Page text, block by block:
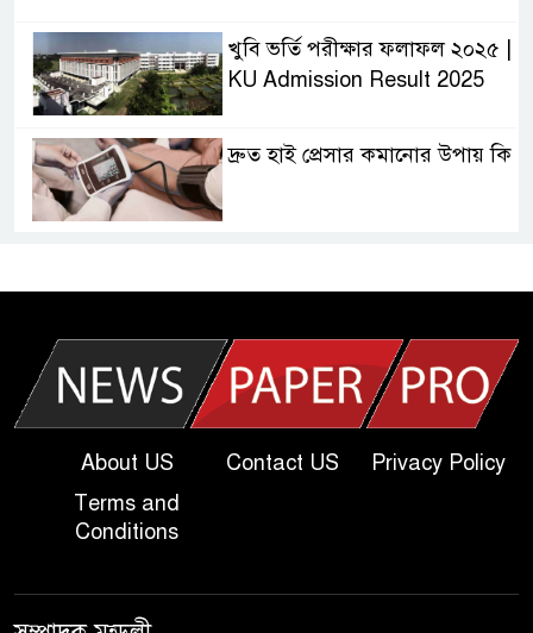
খুবি ভর্তি পরীক্ষার ফলাফল ২০২৫ |
KU Admission Result 2025
দ্রুত হাই প্রেসার কমানোর উপায় কি
| Today Dakhil Exam
খুবি সি ইউনিট ভর্তি পরীক্ষার প্রশ্ন
২০২৫ | KU C Unit Admission
Question
About US Contact US
Privacy Policy
Terms and
Conditions